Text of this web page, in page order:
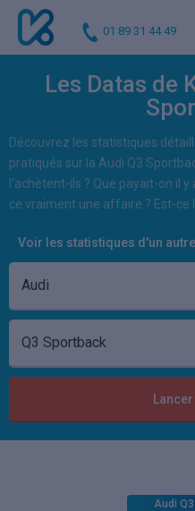
01 89 31 44 49
Les Datas de
Découvrez les statistiques
pratiqués sur la Audi Q3
l'achètent-ils ? Que payait-on il
ce vraiment une affaire ? Est-ce
Voir les statistiques d'un
Audi